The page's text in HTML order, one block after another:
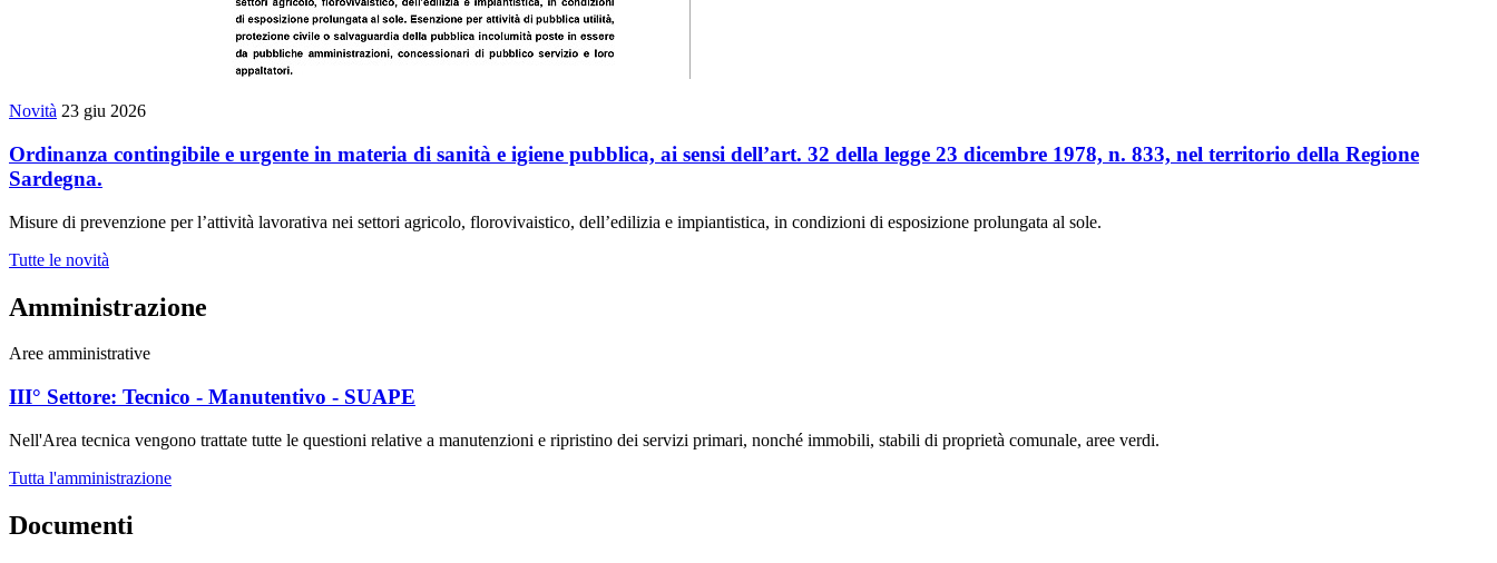
Novità 23 giu 2026
Ordinanza contingibile e urgente in materia di sanità e igiene pubblica, ai sensi dell’art. 32 della legge 23 dicembre 1978, n. 833, nel territorio della Regione
Sardegna.
Misure di prevenzione per l’attività lavorativa nei settori agricolo, florovivaistico, dell’edilizia e impiantistica, in condizioni di esposizione prolungata al sole.
Tutte le novità
Amministrazione
Aree amministrative
III° Settore: Tecnico - Manutentivo - SUAPE
Nell'Area tecnica vengono trattate tutte le questioni relative a manutenzioni e ripristino dei servizi primari, nonché immobili, stabili di proprietà comunale, aree verdi.
Tutta l'amministrazione
Documenti